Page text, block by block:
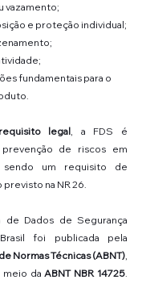
vazamento;
e proteção individual;
fundamentais para o
requisito legal, a FDS é
de riscos em
sendo um requisito de
na NR 26.
de Dados de Segurança
Normas Técnicas (ABNT),
meio da ABNT NBR 14725.